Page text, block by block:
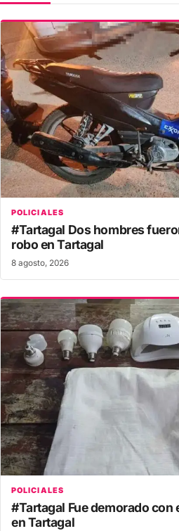
POLICIALES
#Tartagal Dos hombres
robo en Tartagal
8 agosto, 2026
POLICIALES
#Tartagal Fue demorado
en Tartagal